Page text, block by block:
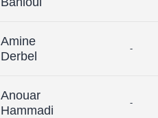
Amine
Derbel
-
Anouar
Hammadi
-